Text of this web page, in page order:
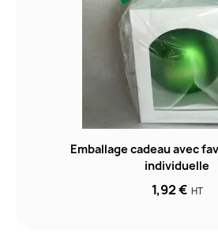
Emballage cadeau avec
individuelle
1,92 € HT